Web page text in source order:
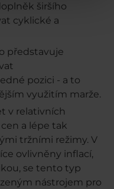
širšího
cyklické a
představuje
pozici - a to
využitím marže.
v relativních
a lépe tak
tržními režimy. V
ovlivněny inflací,
se tento typ
nástrojem pro